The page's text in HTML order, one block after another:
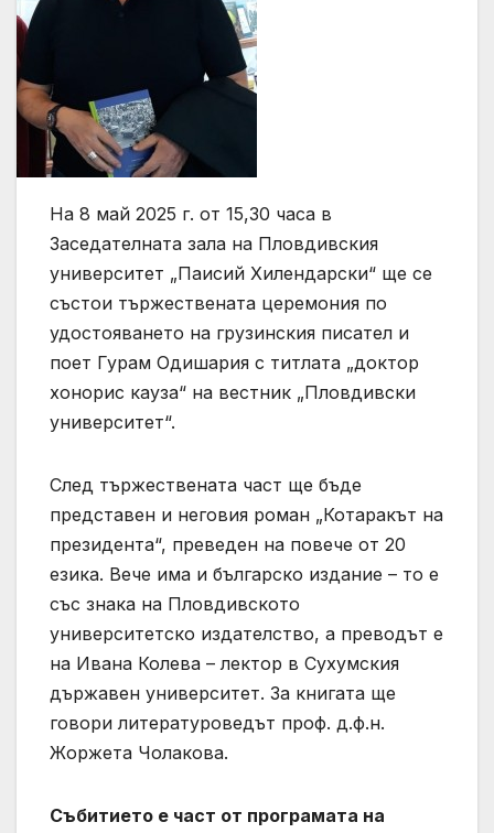
На 8 май 2025 г. от 15,30 часа в
Заседателната зала на Пловдивския
университет „Паисий Хилендарски“ ще се
състои тържествената церемония по
удостояването на грузинския писател и
поет Гурам Одишария с титлата „доктор
хонорис кауза“ на вестник „Пловдивски
университет“.
След тържествената част ще бъде
представен и неговия роман „Котаракът на
президента“, преведен на повече от 20
езика. Вече има и българско издание – то е
със знака на Пловдивското
университетско издателство, а преводът е
на Ивана Колева – лектор в Сухумския
държавен университет. За книгата ще
говори литературоведът проф. д.ф.н.
Жоржета Чолакова.
Събитието е част от програмата на